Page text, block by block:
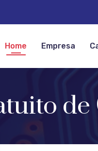
Home Empresa